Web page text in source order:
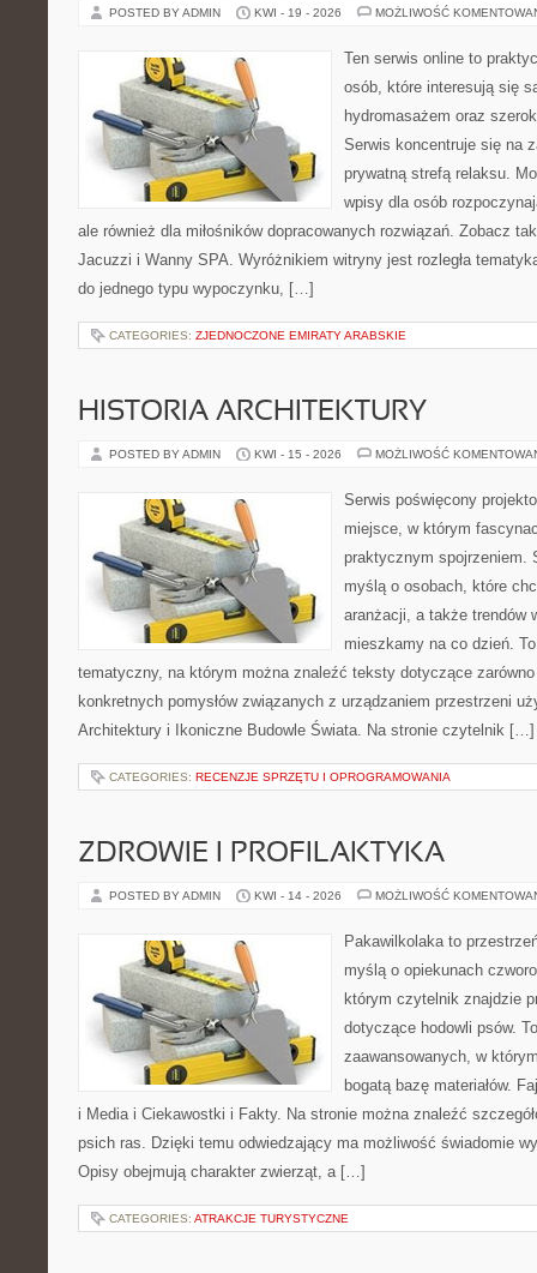
POSTED BY ADMIN KWI - 19 - 2026 MOŻLIWOŚĆ
Ten serwis online to
osób, które interesują się
hydromasażem oraz
Serwis koncentruje się na
prywatną strefą relaksu.
wpisy dla osób
ale również dla miłośników dopracowanych rozwiązań. Zobacz
Jacuzzi i Wanny SPA. Wyróżnikiem witryny jest rozległa
do jednego typu wypoczynku, […]
CATEGORIES: ZJEDNOCZONE EMIRATY ARABSKIE
HISTORIA ARCHITEKTURY
POSTED BY ADMIN KWI - 15 - 2026 MOŻLIWOŚĆ
Serwis poświęcony
miejsce, w którym
praktycznym spojrzeniem.
myślą o osobach, które
aranżacji, a także trendów
mieszkamy na co dzień.
tematyczny, na którym można znaleźć teksty dotyczące
konkretnych pomysłów związanych z urządzaniem przestrzeni
Architektury i Ikoniczne Budowle Świata. Na stronie czytelnik […]
CATEGORIES: RECENZJE SPRZĘTU I OPROGRAMOWANIA
ZDROWIE I PROFILAKTYKA
POSTED BY ADMIN KWI - 14 - 2026 MOŻLIWOŚĆ
Pakawilkolaka to
myślą o opiekunach
którym czytelnik znajdzie
dotyczące hodowli psów.
zaawansowanych, w
bogatą bazę materiałów.
i Media i Ciekawostki i Fakty. Na stronie można znaleźć
psich ras. Dzięki temu odwiedzający ma możliwość świadomie
Opisy obejmują charakter zwierząt, a […]
CATEGORIES: ATRAKCJE TURYSTYCZNE